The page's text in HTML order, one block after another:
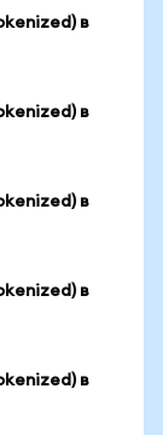
в
в
в
в
в